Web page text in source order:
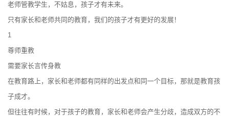
老师管教学生，不姑息，孩子才有未来。
只有家长和老师共同的教育，我们的孩子才有更好的发展！
1
尊师重教
需要家长言传身教
在教育路上，家长和老师都有同样的出发点和同一个目标，那就是教育孩
子成才。
但往往有时候，对于孩子的教育，家长和老师会产生分歧，造成双方的不